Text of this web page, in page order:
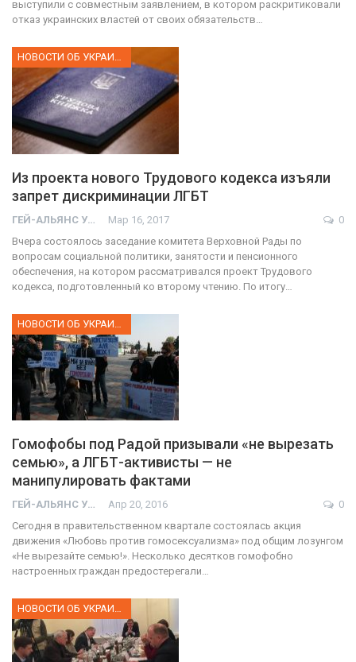
выступили с совместным заявлением, в котором раскритиковали
отказ украинских властей от своих обязательств…
НОВОСТИ ОБ УКРАИНЕ
Из проекта нового Трудового кодекса изъяли
запрет дискриминации ЛГБТ
ГЕЙ-АЛЬЯНС УКРАИНА Мар 16, 2017
0
Вчера состоялось заседание комитета Верховной Рады по
вопросам социальной политики, занятости и пенсионного
обеспечения, на котором рассматривался проект Трудового
кодекса, подготовленный ко второму чтению. По итогу…
Гомофобы под Радой призывали «не вырезать
семью», а ЛГБТ-активисты — не
манипулировать фактами
ГЕЙ-АЛЬЯНС УКРАИНА Апр 20, 2016
0
Сегодня в правительственном квартале состоялась акция
движения «Любовь против гомосексуализма» под общим лозунгом
«Не вырезайте семью!». Несколько десятков гомофобно
настроенных граждан предостерегали…
НОВОСТИ ОБ УКРАИНЕ